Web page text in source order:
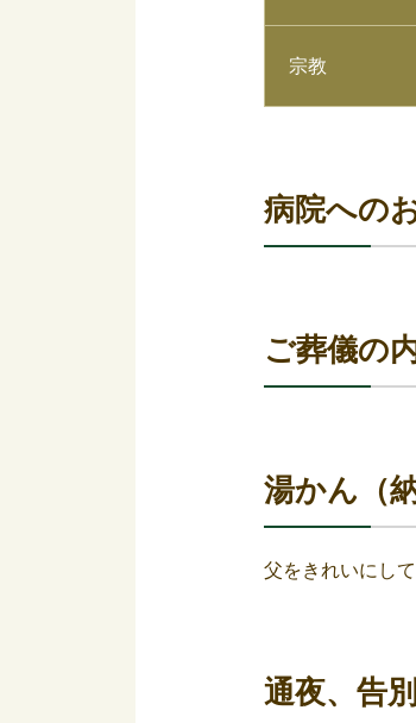
宗教
病院への
ご葬儀の
湯かん（
父をきれいにし
通夜、告